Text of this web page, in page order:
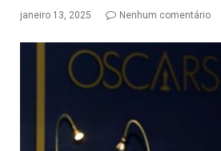
janeiro 13, 2025 Nenhum comentário